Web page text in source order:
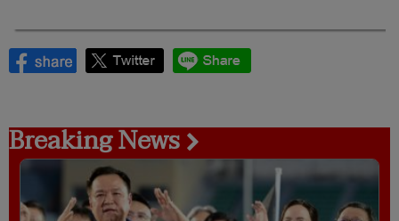
Breaking News